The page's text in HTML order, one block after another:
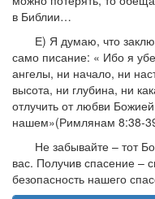
в Библии…
Е) Я думаю, что
само писание: « Ибо я
ангелы, ни начало, ни
высота, ни глубина, ни
отлучить от любви
нашем»(Римлянам 8:38-
Не забывайте – тот
вас. Получив спасение –
безопасность нашего